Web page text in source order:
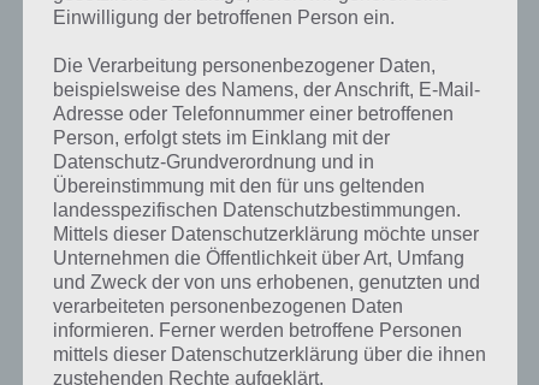
Du findest Lösungen auch ohne unsere Hilfe, indem du in der App
Münzen einsetzt. Da diese jedoch begrenzt sind, hast du hier stets
die Möglichkeit alle Antworten zu finden!
Die obige Lösung stimmt leider nicht mehr?
Wenn die Lösung, die wir dir oben vorgestellt haben, nicht mehr
aktuell sein sollte oder ein Wort in der Lösung von 94 Prozent fehlt,
so teile uns die korrekten Lösungen einfach in den Kommentaren
mit. Nur so können wir stets die aktuellen Antworten auf die
zahlreichen Fragen und Sachverhalte in der App geben. Da die
Entwickler die Lösungen immer mal wieder verändern.
Einwilligung der betroffenen Person ein.
Die Verarbeitung personenbezogener Daten,
beispielsweise des Namens, der Anschrift, E-Mail-
Adresse oder Telefonnummer einer betroffenen
Person, erfolgt stets im Einklang mit der
Datenschutz-Grundverordnung und in
Übereinstimmung mit den für uns geltenden
landesspezifischen Datenschutzbestimmungen.
Mittels dieser Datenschutzerklärung möchte unser
Unternehmen die Öffentlichkeit über Art, Umfang
und Zweck der von uns erhobenen, genutzten und
verarbeiteten personenbezogenen Daten
informieren. Ferner werden betroffene Personen
mittels dieser Datenschutzerklärung über die ihnen
zustehenden Rechte aufgeklärt.